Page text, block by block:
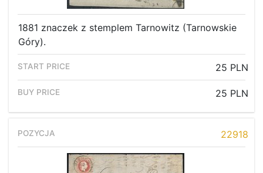
1881 znaczek z stemplem Tarnowitz (Tarnowskie
Góry).
25 PLN
25 PLN
22918